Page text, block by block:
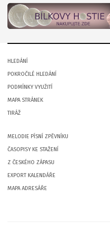
HLEDÁNÍ
POKROČILÉ HLEDÁNÍ
PODMÍNKY VYUŽITÍ
MAPA STRÁNEK
TIRÁŽ
MELODIE PÍSNÍ ZPĚVNÍKU
ČASOPISY KE STAŽENÍ
Z ČESKÉHO ZÁPASU
EXPORT KALENDÁŘE
MAPA ADRESÁŘE